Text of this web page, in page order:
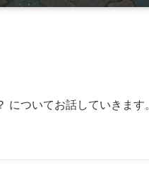
ついてお話していきます。